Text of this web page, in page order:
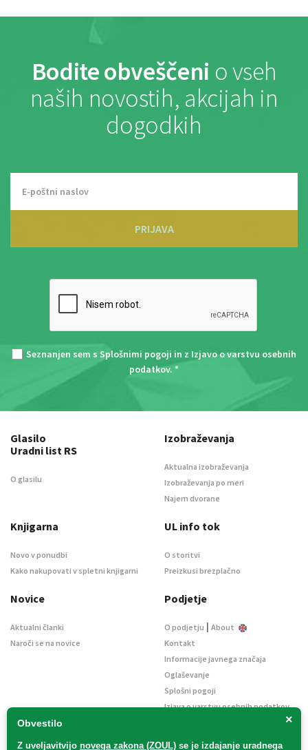
Bodite obveščeni o vseh
naših novostih, akcijah in
dogodkih
PRIJAVA
Seznanjen sem s Splošnimi pogoji in z Izjavo o varstvu osebnih
podatkov. *
×
Obvestilo
Z uveljavitvijo novega zakona (ZOUL) se je izdajanje uradnega
Glasilo
Uradni list RS
O glasilu
Izobraževanja
Aktualna izobraževanja
Izobraževanja po meri
Najem dvorane
Knjigarna
Novo v ponudbi
Kako nakupovati v spletni knjigarni
UL info tok
O storitvi
Preizkusi brezplačno
Novice
Aktualni članki
Naroči se na novice
Podjetje
O podjetju | About
Kontakt
Informacije javnega značaja
Oglaševanje
Splošni pogoji
Izjava o varstvu osebnih podatkov